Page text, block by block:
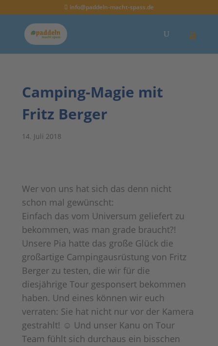
info@paddeln-macht-spass.de
Camping-Magie mit
Fritz Berger
14. Juli 2018
Wer von uns hat sich das denn nicht
schon mal gewünscht:
Einfach das vom Universum geliefert zu
bekommen, was man grade braucht?!
Unsere Pia hatte das große Glück die
großartige Campingausrüstung von Fritz
Berger zu testen, die wir für die
diesjährige Tour gesponsert bekommen
haben. Und eines können wir euch
verraten: Sie hat nicht nur vor der Kamera
gestrahlt! ☺ Und unser Kanu on Tour
Team fühlt sich durchaus ein bisschen